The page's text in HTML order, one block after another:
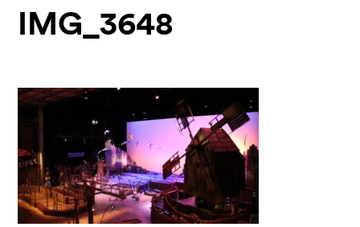
IMG_3648